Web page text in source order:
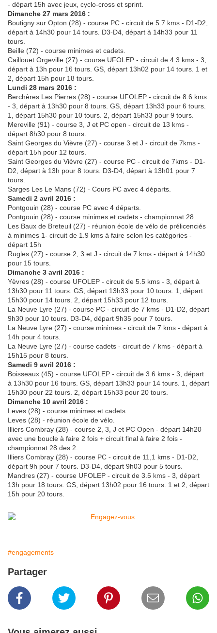
- départ 15h avec jeux, cyclo-cross et sprint.
Dimanche 27 mars 2016 :
Boutigny sur Opton (28) - course PC - circuit de 5.7 kms - D1-D2,
départ à 14h30 pour 14 tours. D3-D4, départ à 14h33 pour 11
tours.
Beille (72) - course minimes et cadets.
Caillouet Orgeville (27) - course UFOLEP - circuit de 4.3 kms - 3,
départ à 13h pour 16 tours. GS, départ 13h02 pour 14 tours. 1 et
2, départ 15h pour 18 tours.
Lundi 28 mars 2016 :
Berchères Les Pierres (28) - course UFOLEP - circuit de 8.6 kms
- 3, départ à 13h30 pour 8 tours. GS, départ 13h33 pour 6 tours.
1, départ 15h30 pour 10 tours. 2, départ 15h33 pour 9 tours.
Mereville (91) - course 3, J et PC open - circuit de 13 kms -
départ 8h30 pour 8 tours.
Saint Georges du Vièvre (27) - course 3 et J - circuit de 7kms -
départ 15h pour 12 tours.
Saint Georges du Vièvre (27) - course PC - circuit de 7kms - D1-
D2, départ à 13h pour 8 tours. D3-D4, départ à 13h01 pour 7
tours.
Sarges Les Le Mans (72) - Cours PC avec 4 départs.
Samedi 2 avril 2016 :
Pontgouin (28) - course PC avec 4 départs.
Pontgouin (28) - course minimes et cadets - championnat 28
Les Baux de Breteuil (27) - réunion école de vélo de prélicenciés
à minimes 1- circuit de 1.9 kms à faire selon les catégories -
départ 15h
Rugles (27) - course 2, 3 et J - circuit de 7 kms - départ à 14h30
pour 15 tours.
Dimanche 3 avril 2016 :
Yèvres (28) - course UFOLEP - circuit de 5.5 kms - 3, départ à
13h30 pour 11 tours. GS, départ 13h33 pour 10 tours. 1, départ
15h30 pour 14 tours. 2, départ 15h33 pour 12 tours.
La Neuve Lyre (27) - course PC - circuit de 7 kms - D1-D2, départ
9h30 pour 10 tours. D3-D4, départ 9h35 pour 7 tours.
La Neuve Lyre (27) - course minimes - circuit de 7 kms - départ à
14h pour 4 tours.
La Neuve Lyre (27) - course cadets - circuit de 7 kms - départ à
15h15 pour 8 tours.
Samedi 9 avril 2016 :
Boisseaux (45) - course UFOLEP - circuit de 3.6 kms - 3, départ
à 13h30 pour 16 tours. GS, départ 13h33 pour 14 tours. 1, départ
15h30 pour 22 tours. 2, départ 15h33 pour 20 tours.
Dimanche 10 avril 2016 :
Leves (28) - course minimes et cadets.
Leves (28) - réunion école de vélo.
Illiers Combray (28) - course 2, 3, J et PC Open - départ 14h20
avec une boucle à faire 2 fois + circuit final à faire 2 fois -
championnat 28 des 2.
Illiers Combray (28) - course PC - circuit de 11,1 kms - D1-D2,
départ 9h pour 7 tours. D3-D4, départ 9h03 pour 5 tours.
Mandres (27) - course UFOLEP - circuit de 3.5 kms - 3, départ
13h pour 18 tours. GS, départ 13h02 pour 16 tours. 1 et 2, départ
15h pour 20 tours.
#engagements
Partager